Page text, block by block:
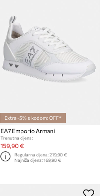
Extra -5% s kodom: OFF*
EA7 Emporio Armani
Trenutna cijena:
159,90 €
Regularna cijena:219,90 €
Najniža cijena:169,90 €